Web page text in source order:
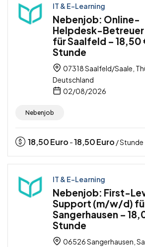
IT & E-Learning
Nebenjob: Online-
Helpdesk-
für Saalfeld – 18,50
Stunde
07318 Saalfeld/Saale,
Deutschland
02/08/2026
Nebenjob
18,50Euro -18,50Euro / Stunde
IT & E-Learning
Nebenjob: First-
Support (m/w/d)
Sangerhausen –
Stunde
06526 Sangerhausen,